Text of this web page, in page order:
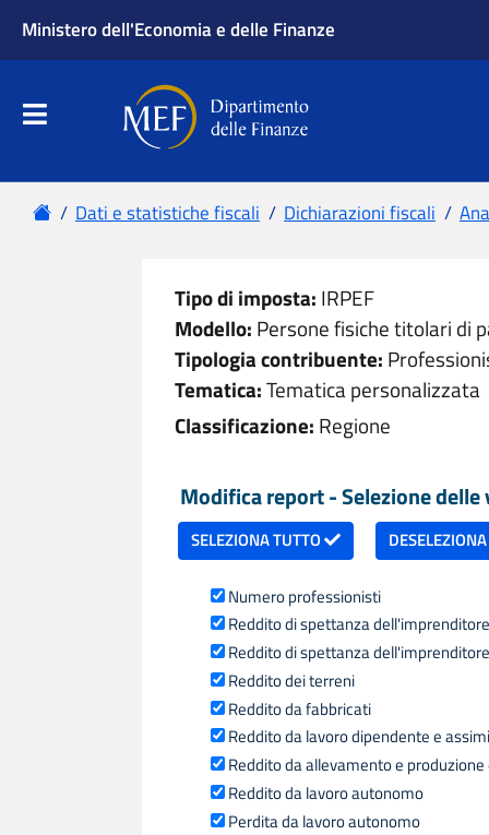
Ministero dell'Economia e delle Finanze
Apri menu principale
Dipartimento delle Finanze
Menu principale
HomeDati e statistiche fiscali Dichiarazioni fiscali
Tipo di imposta: IRPEF
Modello: Persone fisiche titolari di
Tipologia contribuente:
Tematica:Tematica personalizzata
Classificazione: Regione
Modifica report - Selezione delle
SELEZIONA TUTTO
Numero professionisti
Reddito di spettanza
Reddito di spettanza
Reddito dei terreni
Reddito da fabbricati
Reddito da lavoro dipendente e
Reddito da allevamento e
Reddito da lavoro autonomo
Perdita da lavoro autonomo